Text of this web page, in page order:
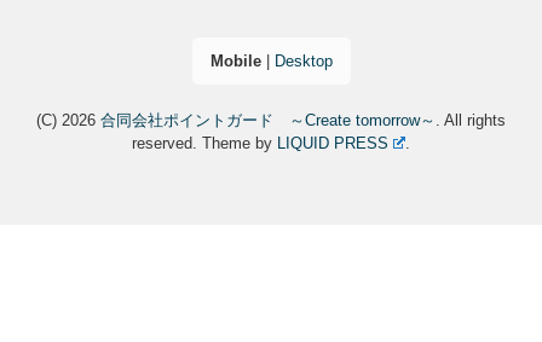
Mobile| Desktop
(C) 2026 合同会社ポイントガード ～Create tomorrow～ . All rights
reserved.Theme by LIQUID PRESS .